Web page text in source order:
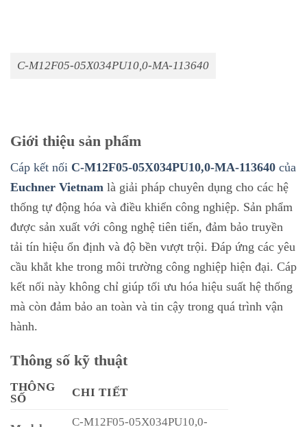
C-M12F05-05X034PU10,0-MA-113640
Giới thiệu sản phẩm
Cáp kết nối C-M12F05-05X034PU10,0-MA-113640 của
Euchner Vietnam là giải pháp chuyên dụng cho các hệ
thống tự động hóa và điều khiển công nghiệp. Sản phẩm
được sản xuất với công nghệ tiên tiến, đảm bảo truyền
tải tín hiệu ổn định và độ bền vượt trội. Đáp ứng các yêu
cầu khắt khe trong môi trường công nghiệp hiện đại. Cáp
kết nối này không chỉ giúp tối ưu hóa hiệu suất hệ thống
mà còn đảm bảo an toàn và tin cậy trong quá trình vận
hành.
Thông số kỹ thuật
THÔNG
SỐ
CHI TIẾT
C-M12F05-05X034PU10,0-